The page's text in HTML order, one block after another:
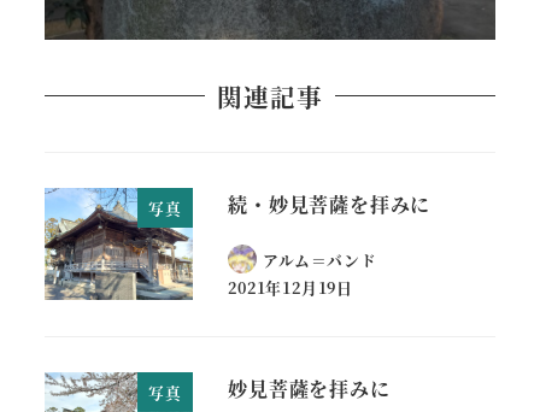
関連記事
写真 続・妙見菩薩を拝みに
アルム＝バンド
2021年12月19日
写真 妙見菩薩を拝みに